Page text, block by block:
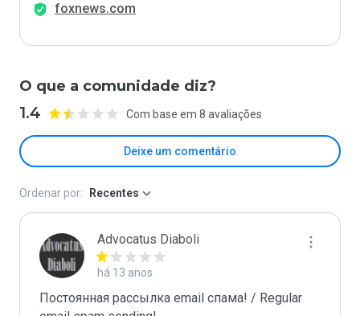
foxnews.com
O que a comunidade diz?
1.4 Com base em 8 avaliações
Deixe um comentário
Ordenar por: Recentes
Advocatus Diaboli
há 13 anos
Постоянная рассылка email спама! / Regular